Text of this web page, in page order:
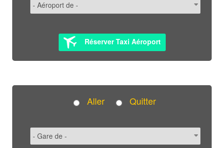
Réserver Taxi Aéroport
Aller Quitter